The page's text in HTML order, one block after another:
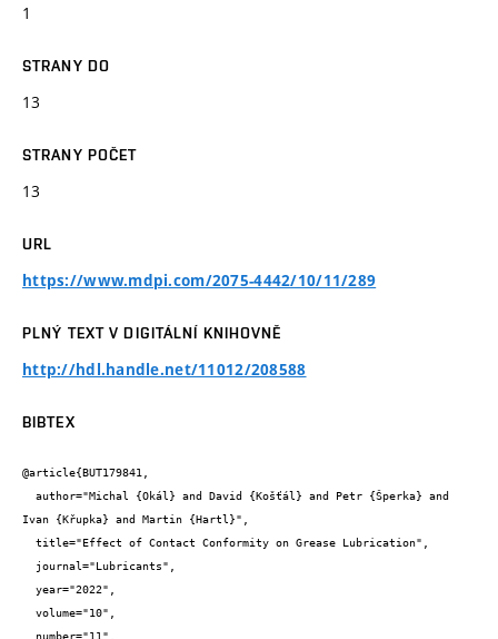
1
STRANY DO
13
STRANY POČET
13
URL
https://www.mdpi.com/2075-4442/10/11/289
PLNÝ TEXT V DIGITÁLNÍ KNIHOVNĚ
http://hdl.handle.net/11012/208588
BIBTEX
@article{BUT179841,
Ivan {Křupka} and Martin {Hartl}",